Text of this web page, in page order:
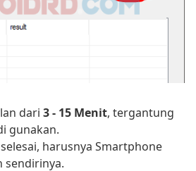
dari 3 - 15 Menit, tergantung
gunakan.
harusnya Smartphone
sendirinya.